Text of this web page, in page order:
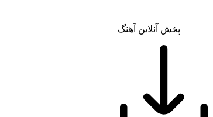
پخش آنلاین آهنگ